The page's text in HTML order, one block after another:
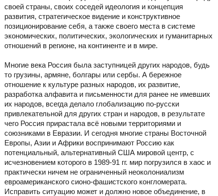
своей страны, своих соседей идеология и концепция
развития, стратегическое видение и конструктивное
позиционирование себя, а также своего места в системе
экономических, политических, экологических и гуманитарных
отношений в регионе, на континенте и в мире.
Многие века Россия была заступницей других народов, будь
то грузины, армяне, болгары или сербы. А бережное
отношение к культуре разных народов, их развитие,
разработка алфавита и письменности для ранее не имевших
их народов, всегда делало глобализацию по-русски
привлекательной для других стран и народов, в результате
чего Россия прирастала всё новыми территориями и
союзниками в Евразии. И сегодня многие страны Восточной
Европы, Азии и Африки воспринимают Россию как
потенциальный, альтернативный США мировой центр, с
исчезновением которого в 1989-91 гг. мир погрузился в хаос и
практически ничем не ограниченный неоколониализм
евроамериканского сионо-фашистского конгломерата.
Исправить ситуацию может и должно новое объединение, в